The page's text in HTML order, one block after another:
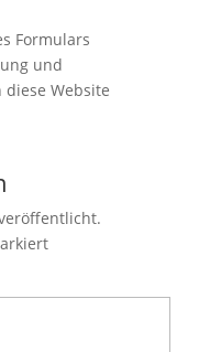
Formulars
und
Website